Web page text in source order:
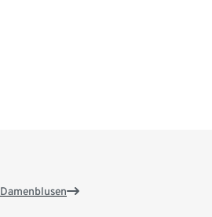
Damenblusen